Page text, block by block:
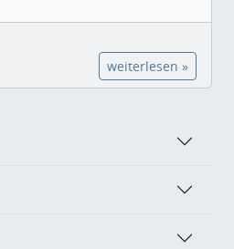
weiterlesen »